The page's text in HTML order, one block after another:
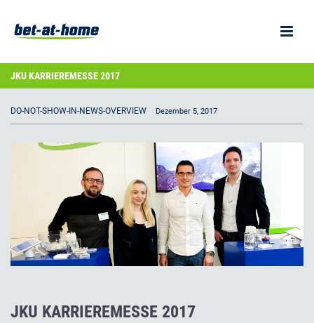
JKU KARRIEREMESSE 2017
DO-NOT-SHOW-IN-NEWS-OVERVIEW Dezember 5, 2017
JKU KARRIEREMESSE 2017